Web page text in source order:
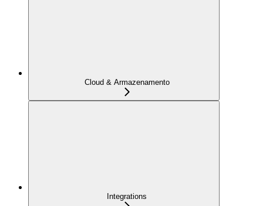
Cloud & Armazenamento
Integrations